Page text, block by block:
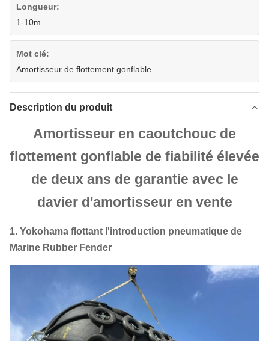
Longueur:
1-10m
Mot clé:
Amortisseur de flottement gonflable
Description du produit
Amortisseur en caoutchouc de
flottement gonflable de fiabilité élevée
de deux ans de garantie avec le
davier d'amortisseur en vente
1. Yokohama flottant l'introduction pneumatique de
Marine Rubber Fender